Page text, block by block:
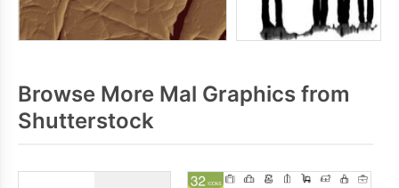
Browse More Mal Graphics from
Shutterstock